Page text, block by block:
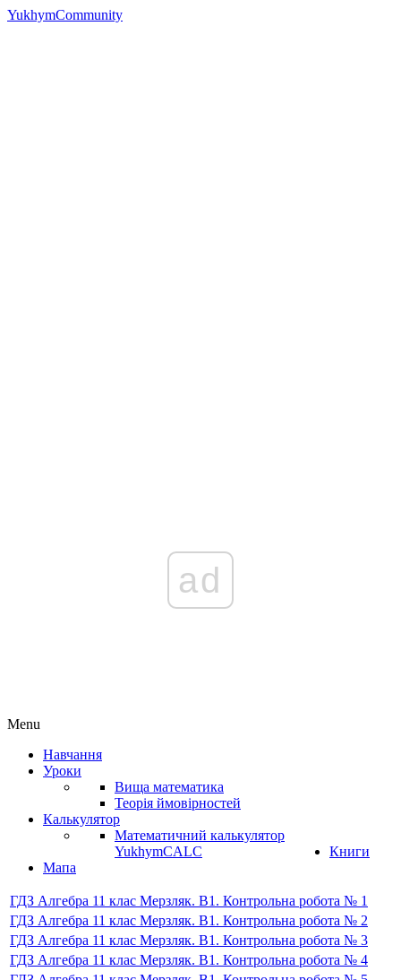
YukhymCommunity
ad
Menu
Навчання
Уроки
Вища математика
Теорія ймовірностей
Калькулятор
Математичний калькулятор
YukhymCALC
Книги
Мапа
ГДЗ Алгебра 11 клас Мерзляк. В1. Контрольна робота № 1
ГДЗ Алгебра 11 клас Мерзляк. В1. Контрольна робота № 2
ГДЗ Алгебра 11 клас Мерзляк. В1. Контрольна робота № 3
ГДЗ Алгебра 11 клас Мерзляк. В1. Контрольна робота № 4